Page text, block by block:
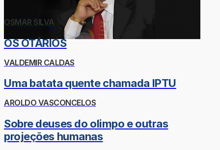
OSMAR SILVA
OS OTÁRIOS
VALDEMIR CALDAS
Uma batata quente chamada IPTU
AROLDO VASCONCELOS
Sobre deuses do olimpo e outras
projeções humanas